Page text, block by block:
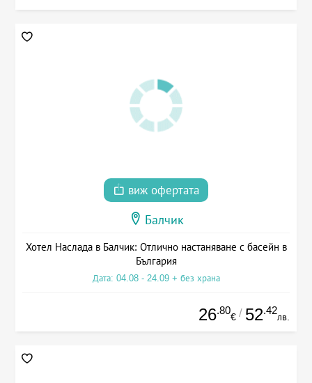
виж офертата
Балчик
Хотел Наслада в Балчик: Отлично настаняване с басейн в
България
Дата: 04.08 - 24.09 + без храна
26.80
€ / 52.42
лв.